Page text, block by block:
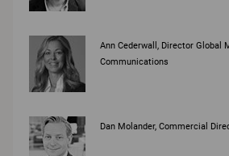
Ann Cederwall, Director Global
Communications
Dan Molander, Commercial